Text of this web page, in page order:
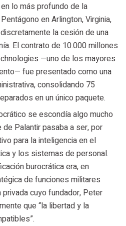
lo más profundo de la
en Arlington, Virginia,
la cesión de una
El contrato de 10.000 millones
—uno de los mayores
fue presentado como una
consolidando 75
en un único paquete.
se escondía algo mucho
Palantir pasaba a ser, por
para la inteligencia en el
y los sistemas de personal.
burocrática era, en
de funciones militares
cuyo fundador, Peter
que “la libertad y la